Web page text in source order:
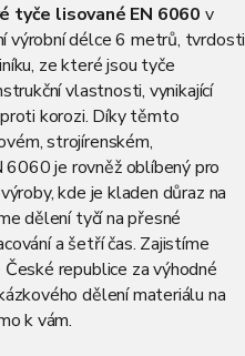
tyče lisované EN 6060 v
výrobní délce 6 metrů, tvrdosti
ze které jsou tyče
vlastnosti, vynikající
korozi. Díky těmto
strojírenském,
6060 je rovněž oblíbený pro
kde je kladen důraz na
dělení tyčí na přesné
a šetří čas. Zajistíme
republice za výhodné
dělení materiálu na
k vám.